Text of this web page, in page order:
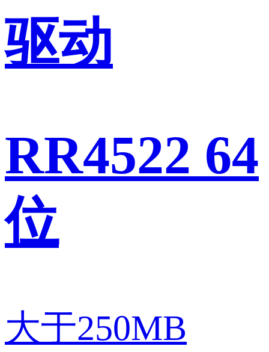
驱动
RR4522 64
位
大于250MB